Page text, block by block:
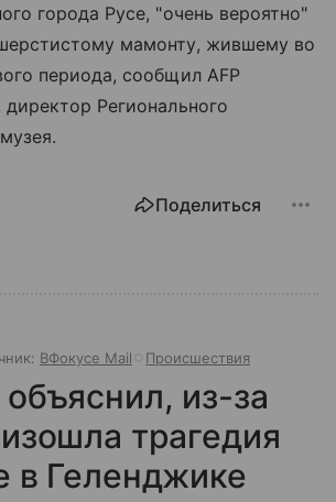
города Русе, "очень вероятно"
мамонту, жившему во
периода, сообщил AFP
Регионального
Поделиться
ВФокусе Mail Происшествия
из-за
трагедия
в Геленджике